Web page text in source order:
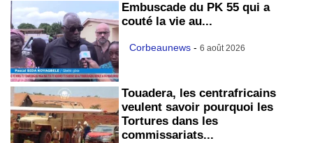
Embuscade du PK 55 qui a
couté la vie au...
Corbeaunews - 6 août 2026
Touadera, les centrafricains
veulent savoir pourquoi les
Tortures dans les
commissariats...